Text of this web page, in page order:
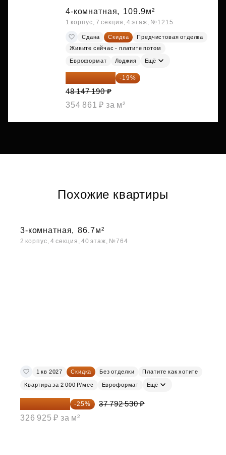
4-комнатная, 109.9м²
1 корпус, 7 секция, 4 этаж, №1215
Сдана Скидка
Предчистовая отделка
Живите сейчас - платите потом
Евроформат Лоджия Ещё
38 999 224 ₽ -19%
48 147 190 ₽
354 861 ₽ за м²
Похожие квартиры
3-комнатная, 86.7м²
2 корпус, 4 секция, 40 этаж, №764
1 кв 2027 Скидка Без отделки Платите как хотите
Квартира за 2 000 ₽/мес Евроформат Ещё
28 344 398 ₽ -25%
37 792 530 ₽
326 925 ₽ за м²